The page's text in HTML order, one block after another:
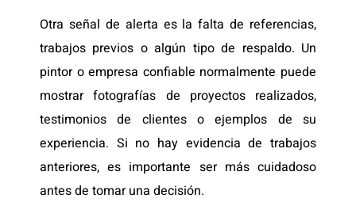
Otra señal de alerta es la falta de referencias,
trabajos previos o algún tipo de respaldo. Un
pintor o empresa confiable normalmente puede
mostrar fotografías de proyectos realizados,
testimonios de clientes o ejemplos de su
experiencia. Si no hay evidencia de trabajos
anteriores, es importante ser más cuidadoso
antes de tomar una decisión.